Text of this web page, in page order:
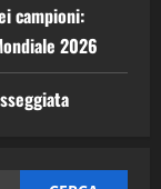
campioni:
2026